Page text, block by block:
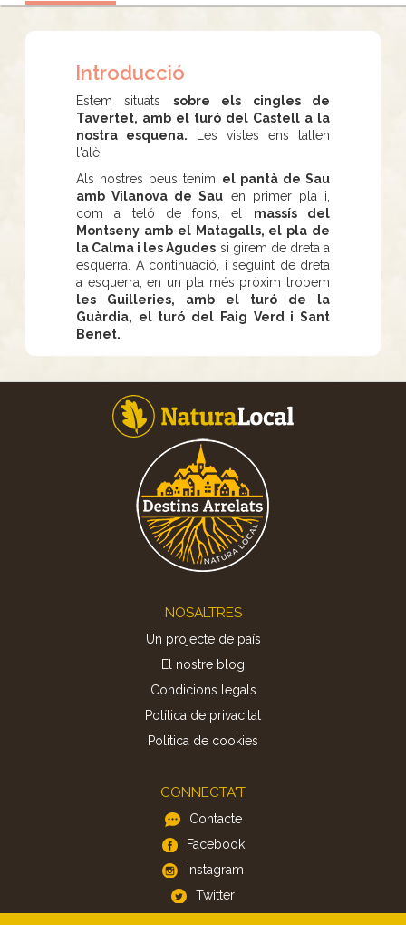
Introducció
Estem situats sobre els cingles de
Tavertet, amb el turó del Castell a la
nostra esquena. Les vistes ens tallen
l'alè.
Als nostres peus tenim el pantà de Sau
amb Vilanova de Sau en primer pla i,
com a teló de fons, el massís del
Montseny amb el Matagalls, el pla de
la Calma i les Agudes si girem de dreta a
esquerra. A continuació, i seguint de dreta
a esquerra, en un pla més pròxim trobem
les Guilleries, amb el turó de la
Guàrdia, el turó del Faig Verd i Sant
Benet.
NOSALTRES
Un projecte de país
El nostre blog
Condicions legals
Política de privacitat
Politica de cookies
CONNECTA'T
Contacte
Facebook
Instagram
Twitter